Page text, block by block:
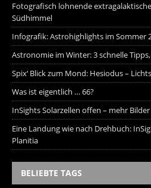
Fotografisch lohnende
Südhimmel
Infografik: Astrohighlights im Sommer
Astronomie im Winter: 3 schnelle
Spix‘ Blick zum Mond: Hesiodus –
Was ist eigentlich … 66?
InSights Solarzellen offen – mehr Bilder
Eine Landung wie nach Drehbuch:
Planitia
BELIEBTE TAGS